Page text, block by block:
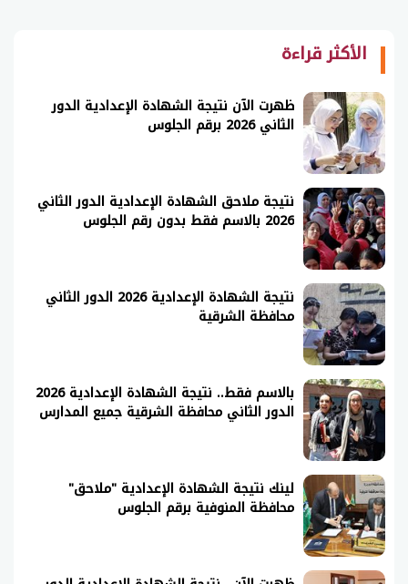
الأكثر قراءة
ظهرت الآن نتيجة الشهادة الإعدادية الدور
الثاني 2026 برقم الجلوس
نتيجة ملاحق الشهادة الإعدادية الدور الثاني
2026 بالاسم فقط بدون رقم الجلوس
نتيجة الشهادة الإعدادية 2026 الدور الثاني
محافظة الشرقية
بالاسم فقط.. نتيجة الشهادة الإعدادية 2026
الدور الثاني محافظة الشرقية جميع المدارس
لينك نتيجة الشهادة الإعدادية "ملاحق"
محافظة المنوفية برقم الجلوس